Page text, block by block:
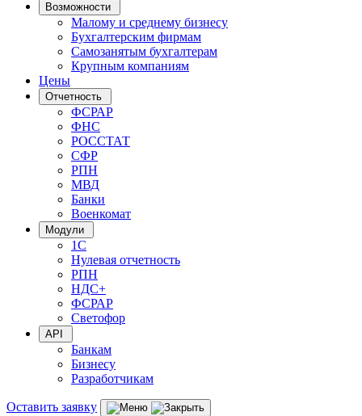
Возможности
Малому и среднему бизнесу
Бухгалтерским фирмам
Самозанятым бухгалтерам
Крупным компаниям
Цены
Отчетность
ФСРАР
ФНС
РОССТАТ
СФР
РПН
МВД
Банки
Военкомат
Модули
1С
Нулевая отчетность
РПН
НДС+
ФСРАР
Светофор
API
Банкам
Бизнесу
Разработчикам
Оставить заявку